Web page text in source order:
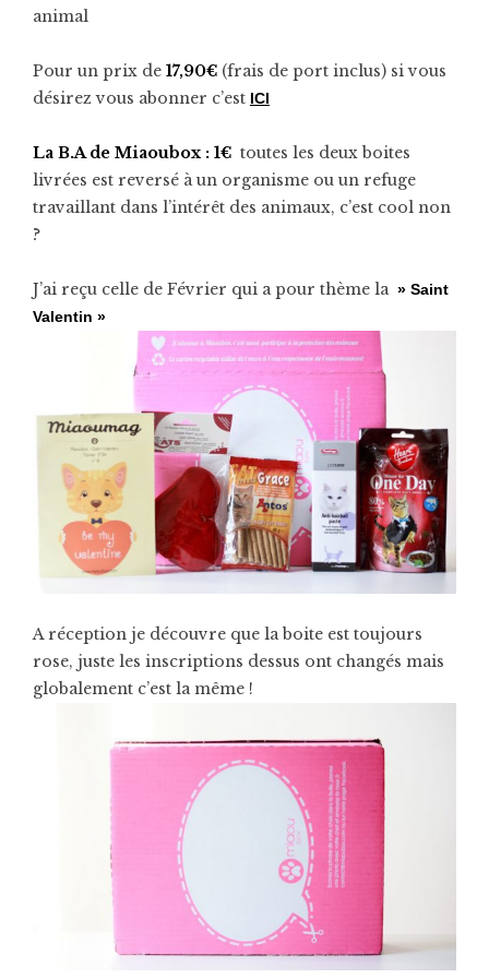
animal
Pour un prix de 17,90€ (frais de port inclus) si vous
désirez vous abonner c’est ICI
La B.A de Miaoubox : 1€ toutes les deux boites
livrées est reversé à un organisme ou un refuge
travaillant dans l’intérêt des animaux, c’est cool non
?
J’ai reçu celle de Février qui a pour thème la » Saint
Valentin »
A réception je découvre que la boite est toujours
rose, juste les inscriptions dessus ont changés mais
globalement c’est la même !